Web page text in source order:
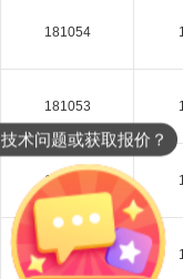
181054
181053
181052
181051
技术问题或获取报价？